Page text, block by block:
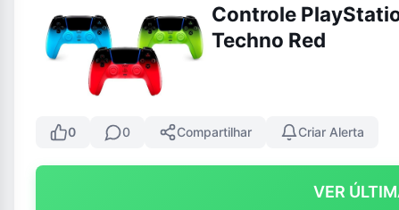
Controle
Techno Red
0 0 Compartilhar Criar Alerta
VER